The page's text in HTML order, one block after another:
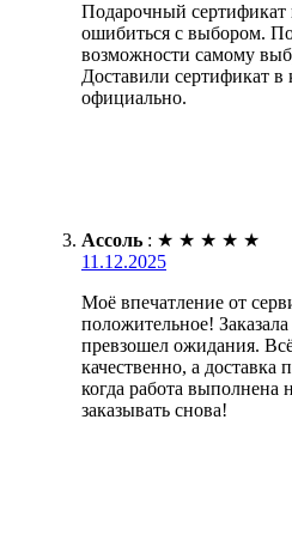
Подарочный сертификат
ошибиться с выбором.
возможности самому
Доставили сертификат в
официально.
Ассоль : ★ ★ ★ ★ ★
11.12.2025
Моё впечатление от
положительное! Заказала
превзошел ожидания.
качественно, а
когда работа
заказывать снова!